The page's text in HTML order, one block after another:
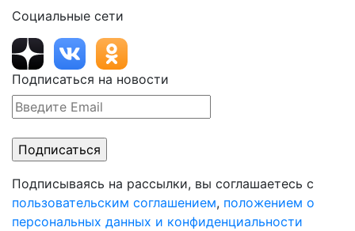
Социальные сети
Подписаться на новости
Подписываясь на рассылки, вы соглашаетесь с
пользовательским соглашением, положением о
персональных данных и конфиденциальности